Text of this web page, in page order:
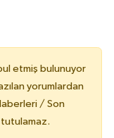
etmiş bulunuyor
yorumlardan
/ Son